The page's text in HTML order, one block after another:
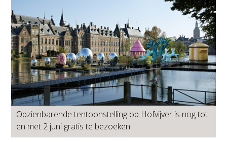
Opzienbarende tentoonstelling op Hofvijver is nog tot
en met 2 juni gratis te bezoeken